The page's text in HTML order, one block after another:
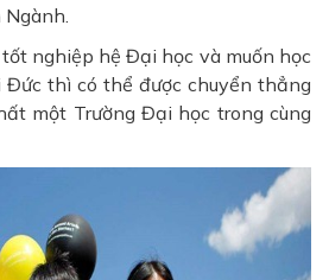
nghiệp hệ Đại học và muốn học
thì có thể được chuyển thẳng
một Trường Đại học trong cùng